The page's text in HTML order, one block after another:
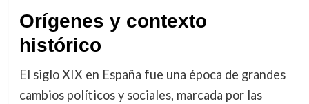
Orígenes y contexto
histórico
El siglo XIX en España fue una época de grandes
cambios políticos y sociales, marcada por las